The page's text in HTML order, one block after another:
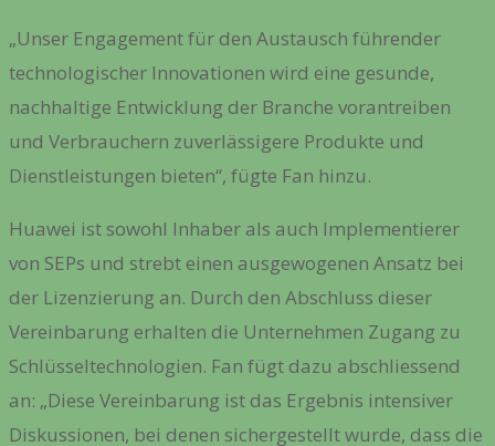
„Unser Engagement für den Austausch führender
technologischer Innovationen wird eine gesunde,
nachhaltige Entwicklung der Branche vorantreiben
und Verbrauchern zuverlässigere Produkte und
Dienstleistungen bieten“, fügte Fan hinzu.
Huawei ist sowohl Inhaber als auch Implementierer
von SEPs und strebt einen ausgewogenen Ansatz bei
der Lizenzierung an. Durch den Abschluss dieser
Vereinbarung erhalten die Unternehmen Zugang zu
Schlüsseltechnologien. Fan fügt dazu abschliessend
an: „Diese Vereinbarung ist das Ergebnis intensiver
Diskussionen, bei denen sichergestellt wurde, dass die